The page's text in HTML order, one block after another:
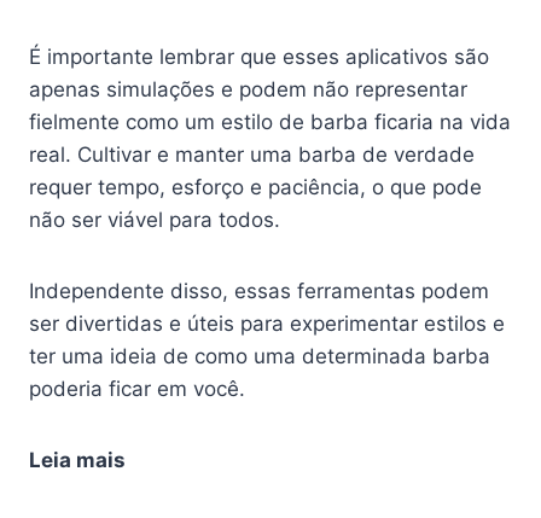
É importante lembrar que esses aplicativos são
apenas simulações e podem não representar
fielmente como um estilo de barba ficaria na vida
real. Cultivar e manter uma barba de verdade
requer tempo, esforço e paciência, o que pode
não ser viável para todos.
Independente disso, essas ferramentas podem
ser divertidas e úteis para experimentar estilos e
ter uma ideia de como uma determinada barba
poderia ficar em você.
Leia mais